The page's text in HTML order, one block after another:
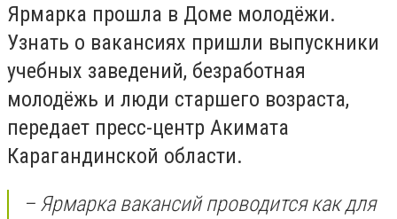
Ярмарка прошла в Доме молодёжи.
Узнать о вакансиях пришли выпускники
учебных заведений, безработная
молодёжь и люди старшего возраста,
передает пресс-центр Акимата
Карагандинской области.
– Ярмарка вакансий проводится как для